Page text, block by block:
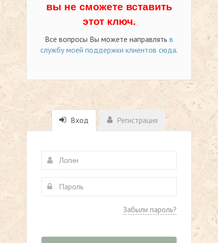
вы не сможете вставить
этот ключ.
Все вопросы Вы можете направлять в
службу моей поддержки клиентов сюда.
Вход Регистрация
Забыли пароль?